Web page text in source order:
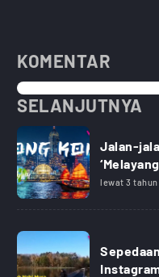
KOMENTAR
SELANJUTNYA
Jalan-
lewat 3